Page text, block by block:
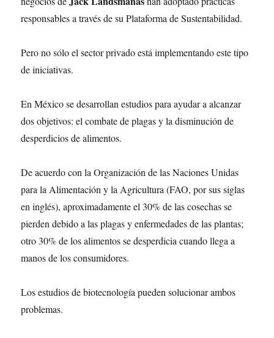
responsables a través de su Plataforma de Sustentabilidad.
Pero no sólo el sector privado está implementando este tipo
de iniciativas.
En México se desarrollan estudios para ayudar a alcanzar
dos objetivos: el combate de plagas y la disminución de
desperdicios de alimentos.
De acuerdo con la Organización de las Naciones Unidas
para la Alimentación y la Agricultura (FAO, por sus siglas
en inglés), aproximadamente el 30% de las cosechas se
pierden debido a las plagas y enfermedades de las plantas;
otro 30% de los alimentos se desperdicia cuando llega a
manos de los consumidores.
Los estudios de biotecnología pueden solucionar ambos
problemas.